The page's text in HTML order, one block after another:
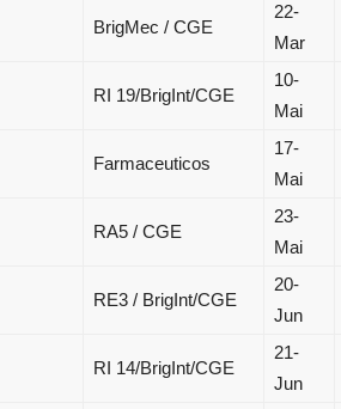
BrigMec / CGE
22-
Mar
RI 19/BrigInt/CGE
10-
Mai
Farmaceuticos
17-
Mai
RA5 / CGE
23-
Mai
RE3 / BrigInt/CGE
20-
Jun
RI 14/BrigInt/CGE
21-
Jun